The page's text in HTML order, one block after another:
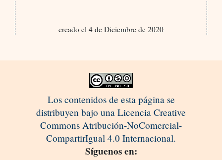
creado el 4 de Diciembre de 2020
Los contenidos de esta página se
distribuyen bajo una Licencia Creative
Commons Atribución-NoComercial-
CompartirIgual 4.0 Internacional.
Síguenos en: